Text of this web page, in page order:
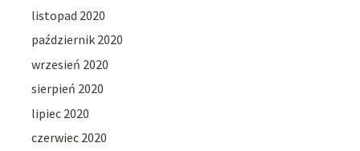
listopad 2020
październik 2020
wrzesień 2020
sierpień 2020
lipiec 2020
czerwiec 2020